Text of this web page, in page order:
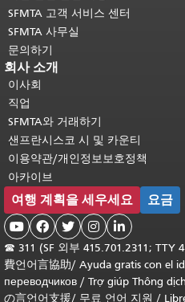
SFMTA 고객 서비스 센터
SFMTA 사무실
문의하기
회사 소개
이사회
직업
SFMTA와 거래하기
샌프란시스코 시 및 카운티
이용약관/개인정보보호정책
아카이브
여행 계획을 세우세요 요금
    
☎ 311 (SF 외부 415.701.2311;
費언어言協助/ Ayuda gratis con el
переводчиков / Trợ giúp Thông
の言언어支援/ 무료 언어 지원 /